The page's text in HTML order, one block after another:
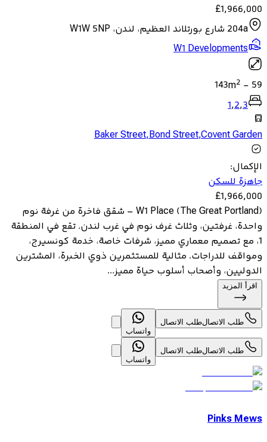
£1,966,000
204a شارع بورتلاند العظيم، لندن، W1W 5NP
W1 Developments
59
-
143m2
1,2,3
Baker Street,Bond Street,Covent Garden
الإكمال:
جاهزة للسكن
£1,966,000
W1 Place (The Great Portland) – شقق فاخرة من غرفة نوم
واحدة، غرفتين، وثلاث غرف نوم في غرب لندن. تقع في المنطقة
1، مع تصميم معماري مميز، شرفات خاصة، خدمة كونسيرج،
ومواقف للدراجات. مثالية للمستثمرين ذوي الخبرة، المشترين
الدوليين، وأصحاب أسلوب حياة مميز...
اقرأ المزيد
طلب الاتصالطلب الاتصال
واتساب
طلب الاتصالطلب الاتصال
واتساب
Pinks Mews